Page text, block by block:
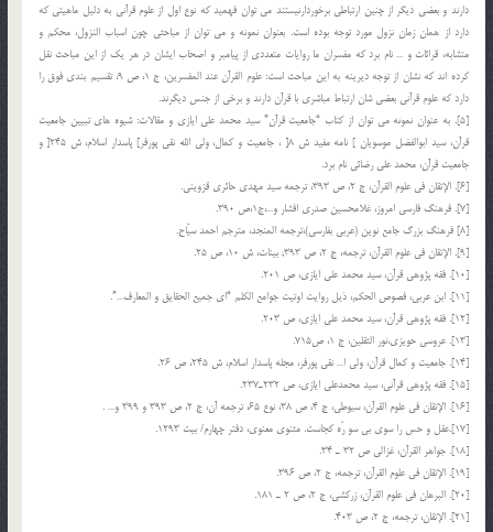
دارند و بعضی دیگر از چنین ارتباطی برخوردارنیستند می توان فهمید که نوع اول از علوم قرآنی به دلیل ماهیتی که
دارد از همان زمان نزول مورد توجه بوده است. بعنوان نمونه و می توان از مباحثی چون اسباب النزول، محکم و
متشابه، قرائات و … نام برد که مفسران ما روایات متعددی از پیامبر و اصحاب ایشان در هر یک از این مباحث نقل
کرده اند که نشان از توجه دیرینه به این مباحث است: علوم القرآن عند المفسرین، ج 1، ص 9، تقسیم بندی فوق را
دارد که علوم قرآنی بعضی شان ارتباط مباشری با قرآن دارند و برخی از جنس دیگرند.
[5]. به عنوان نمونه می توان از کتاب “جامعیت قرآن” سید محمد علی ایازی و مقالات: شیوه های تبیین جامعیت
قرآن، سید ابوالفضل موسویان ] نامه مفید ش 8[ ، جامعیت و کمال، ولی الله نقی پورفر] پاسدار اسلام، ش 245[ و
جامعیت قرآن، محمد علی رضائی نام برد.
[6]. الإتقان فی علوم القرآن، ج 2، ص 393، ترجمه سید مهدی حائری قزوینی.
[7]. فرهنگ فارسی امروز، غلامحسین صدری افشار و…،ج1،ص 390.
[8] فرهنگ بزرگ جامع نوین (عربی بفارسی)،ترجمه المنجد، مترجم احمد سیّاح.
[9]. الإتقان فی علوم القرآن، ترجمه، ج 2، ص 393; بینات، ش 10، ص 25.
[10]. فقه پژوهی قرآن، سید محمد علی ایازی، ص 201.
[11]. ابن عربی، فصوص الحکم، ذیل روایت اوتیت جوامع الکلم “ای جمیع الحقایق و المعارف…”.
[12]. فقه پژوهی قرآن، سید محمد علی ایازی، ص 203.
[13]. عروسی حویزی،نور الثقلین، ج 1، ص715.
[14]. جامعیت و کمال قرآن، ولی ا… نقی پورفر، مجله پاسدار اسلام، ش 245، ص 26.
[15]. فقه پژوهی قرآنی، سید محمدعلی ایازی، ص 232ـ237.
[16]. الإتقان فی علوم القرآن، سیوطی، ج 4، ص 38، نوع 65، ترجمه آن، ج 2، ص 393 و 399 و… .
[17].عقل و حس را سوی بی سو رَه کجاست. مثنوی معنوی، دفتر چهارم/ بیت 1293.
[18]. جواهر القرآن، غزالی ص 32 ـ 34.
[19]. الإتقان فی علوم القرآن، ترجمه، ج 2، ص 396.
[20]. البرهان فی علوم القرآن، زرکشی، ج 2، ص 2 ـ 181.
[21]. الإتقان، ترجمه، ج 2، ص 403.